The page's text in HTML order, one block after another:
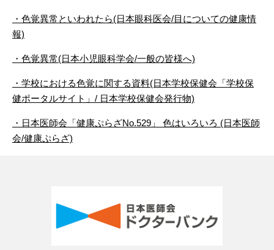
・色覚異常といわれたら(日本眼科医会/目についての健康情
報)
・色覚異常(日本小児眼科学会/一般の皆様へ)
・学校における色覚に関する資料(日本学校保健会「学校保
健ポータルサイト」/ 日本学校保健会発行物)
・日本医師会「健康ぷらざNo.529 」 色はいろいろ (日本医師
会/健康ぷらざ)